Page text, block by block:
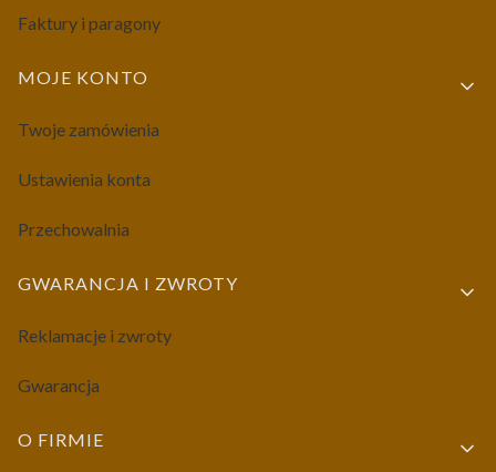
Faktury i paragony
MOJE KONTO
Twoje zamówienia
Ustawienia konta
Przechowalnia
GWARANCJA I ZWROTY
Reklamacje i zwroty
Gwarancja
O FIRMIE